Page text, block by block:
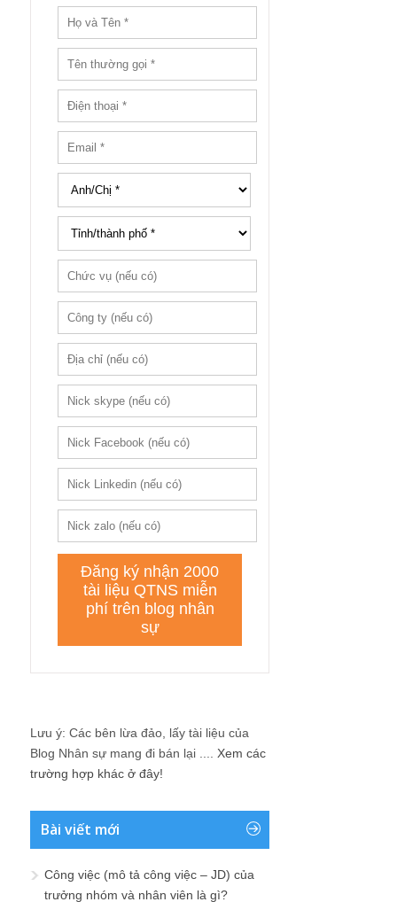
Lưu ý: Các bên lừa đảo, lấy tài liệu của
Blog Nhân sự mang đi bán lại .... Xem các
trường hợp khác ở đây!
Bài viết mới
Công việc (mô tả công việc – JD) của
trưởng nhóm và nhân viên là gì?